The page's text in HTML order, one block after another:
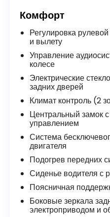
Комфорт
Регулировка
и вылету
Управление
колесе
Электрические
задних дверей
Климат контроль (2
Центральный замок
управлением
Система
двигателя
Подогрев передних
Сиденье водителя с
Поясничная
Боковые зеркала
электроприводом и